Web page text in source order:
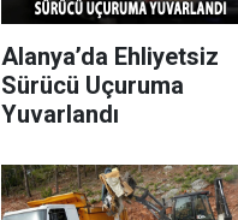
Alanya’da Ehliyetsiz
Sürücü Uçuruma
Yuvarlandı